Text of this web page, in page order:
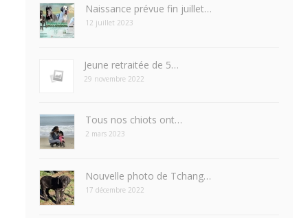
Naissance prévue fin juillet…
12 juillet 2023
Jeune retraitée de 5…
29 novembre 2022
Tous nos chiots ont…
2 mars 2023
Nouvelle photo de Tchang…
17 décembre 2022